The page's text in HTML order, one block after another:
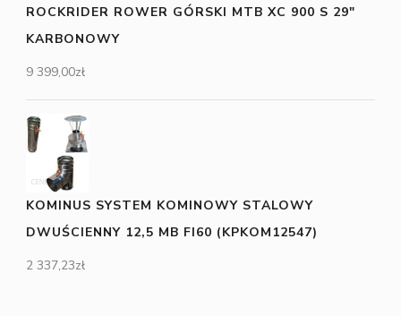
ROCKRIDER ROWER GÓRSKI MTB XC 900 S 29"
KARBONOWY
9 399,00zł
KOMINUS SYSTEM KOMINOWY STALOWY
DWUŚCIENNY 12,5 MB FI60 (KPKOM12547)
2 337,23zł